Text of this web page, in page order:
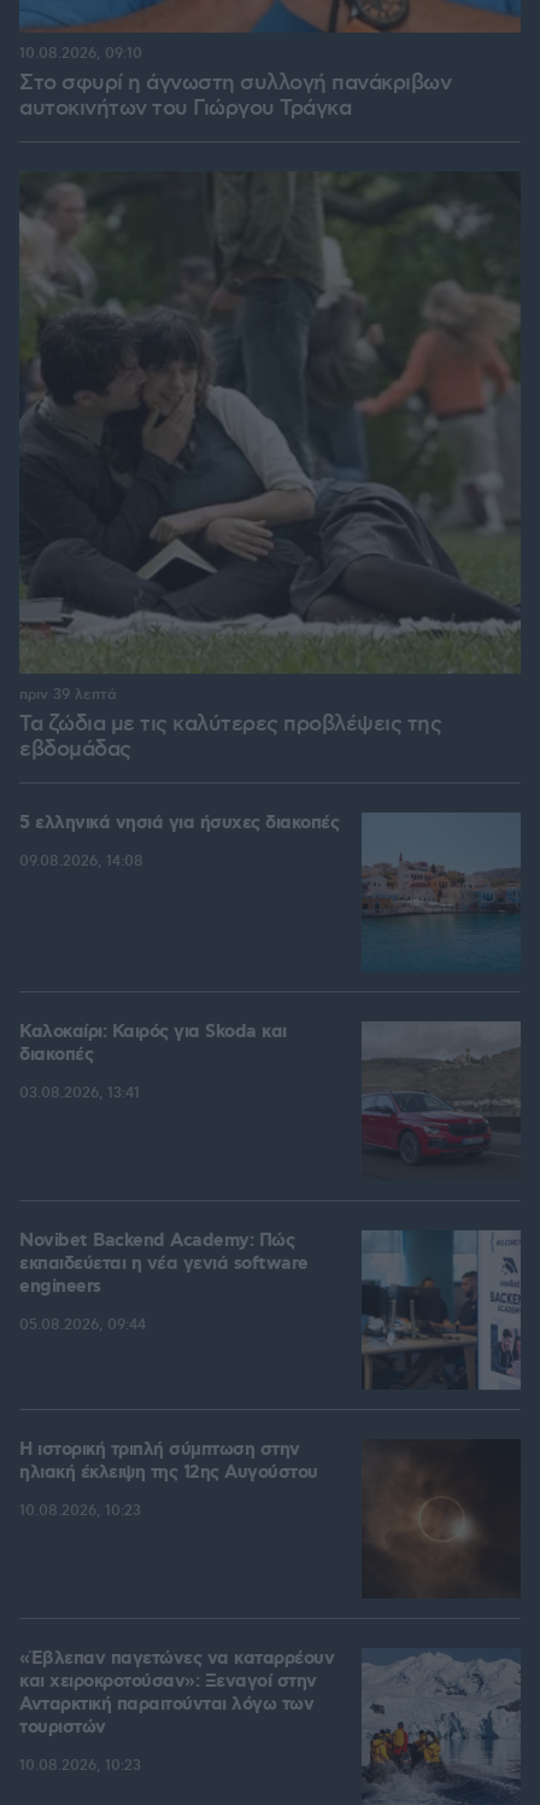
Στο σφυρί η άγνωστη συλλογή πανάκριβων
αυτοκινήτων του Γιώργου Τράγκα
10.08.2026, 09:10
Τα ζώδια με τις καλύτερες προβλέψεις της
εβδομάδας
πριν 39 λεπτά
5 ελληνικά νησιά για ήσυχες διακοπές
09.08.2026, 14:08
Καλοκαίρι: Καιρός για Skoda και
διακοπές
03.08.2026, 13:41
Novibet Backend Academy: Πώς
εκπαιδεύεται η νέα γενιά software
engineers
05.08.2026, 09:44
Η ιστορική τριπλή σύμπτωση στην
ηλιακή έκλειψη της 12ης Αυγούστου
10.08.2026, 10:23
«Έβλεπαν παγετώνες να καταρρέουν
και χειροκροτούσαν»: Ξεναγοί στην
Ανταρκτική παραιτούνται λόγω των
τουριστών
10.08.2026, 10:23